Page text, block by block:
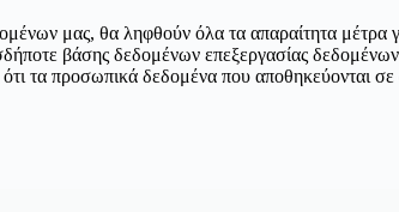
μας, θα ληφθούν όλα τα απαραίτητα μέτρα
βάσης δεδομένων επεξεργασίας
τα προσωπικά δεδομένα που αποθηκεύονται